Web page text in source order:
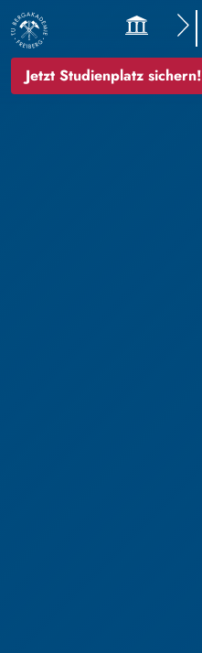
Jetzt Studienplatz sichern!